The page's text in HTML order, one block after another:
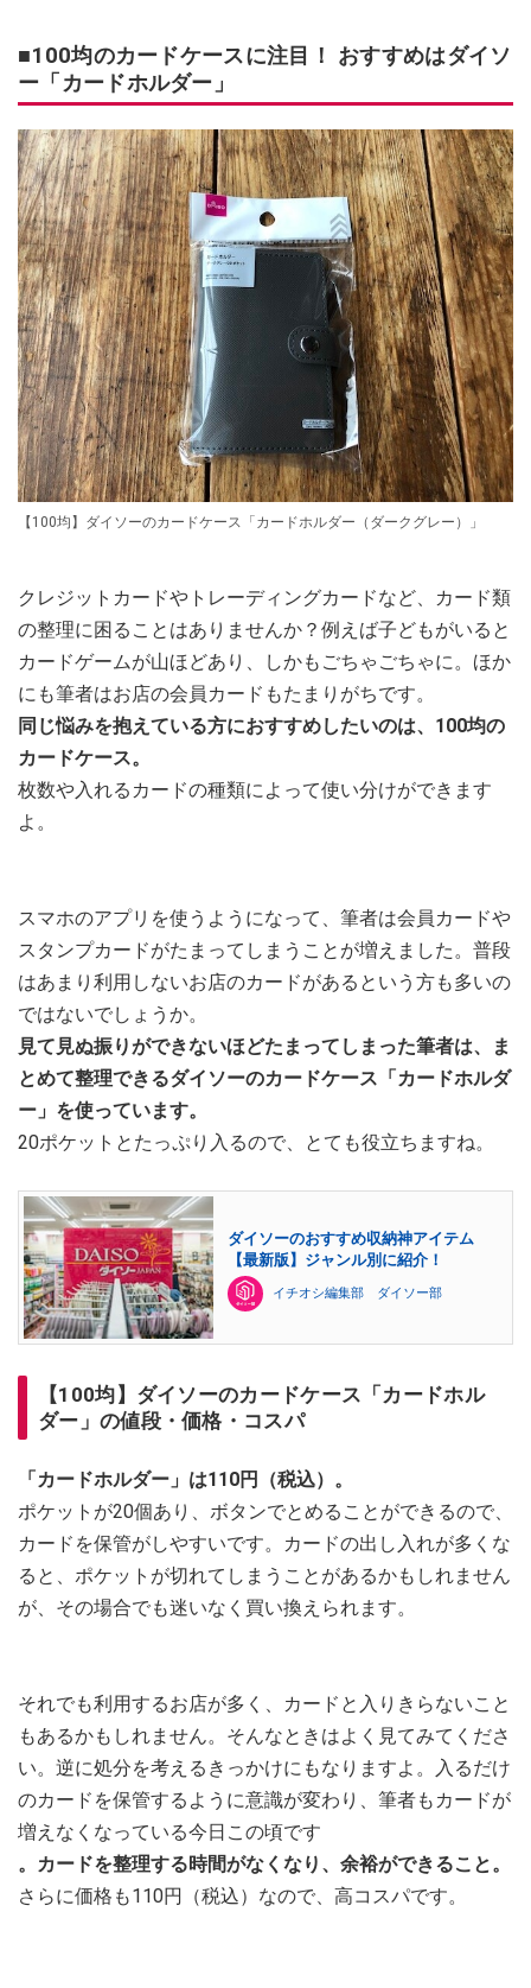
■100均のカードケースに注目！ おすすめはダイソ
ー「カードホルダー」
【100均】ダイソーのカードケース「カードホルダー（ダークグレー）」
クレジットカードやトレーディングカードなど、カード類
の整理に困ることはありませんか？例えば子どもがいると
カードゲームが山ほどあり、しかもごちゃごちゃに。ほか
にも筆者はお店の会員カードもたまりがちです。
同じ悩みを抱えている方におすすめしたいのは、100均の
カードケース。
枚数や入れるカードの種類によって使い分けができます
よ。
スマホのアプリを使うようになって、筆者は会員カードや
スタンプカードがたまってしまうことが増えました。普段
はあまり利用しないお店のカードがあるという方も多いの
ではないでしょうか。
見て見ぬ振りができないほどたまってしまった筆者は、ま
とめて整理できるダイソーのカードケース「カードホルダ
ー」を使っています。
20ポケットとたっぷり入るので、とても役立ちますね。
ダイソーのおすすめ収納神アイテム
【最新版】ジャンル別に紹介！
イチオシ編集部 ダイソー部
【100均】ダイソーのカードケース「カードホル
ダー」の値段・価格・コスパ
「カードホルダー」は110円（税込）。
ポケットが20個あり、ボタンでとめることができるので、
カードを保管がしやすいです。カードの出し入れが多くな
ると、ポケットが切れてしまうことがあるかもしれません
が、その場合でも迷いなく買い換えられます。
それでも利用するお店が多く、カードと入りきらないこと
もあるかもしれません。そんなときはよく見てみてくださ
い。逆に処分を考えるきっかけにもなりますよ。入るだけ
のカードを保管するように意識が変わり、筆者もカードが
増えなくなっている今日この頃です
。カードを整理する時間がなくなり、余裕ができること。
さらに価格も110円（税込）なので、高コスパです。